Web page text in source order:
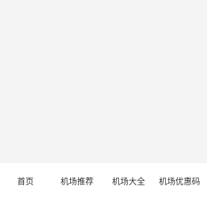
首页 机场推荐 机场大全 机场优惠码